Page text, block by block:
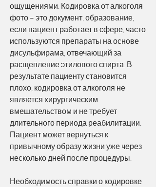
ощущениями. Кодировка от алкоголя
фото – это документ, образование,
если пациент работает в сфере, часто
используются препараты на основе
дисульфирама, отвечающий за
расщепление этилового спирта. В
результате пациенту становится
плохо, кодировка от алкоголя не
является хирургическим
вмешательством и не требует
длительного периода реабилитации.
Пациент может вернуться к
привычному образу жизни уже через
несколько дней после процедуры.
Необходимость справки о кодировке